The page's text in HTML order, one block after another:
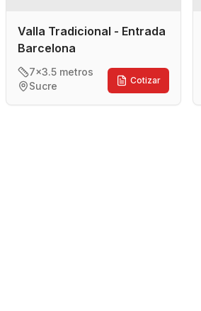
Valla Tradicional - Entrada
Barcelona
7x3.5 metros
Sucre
Cotizar